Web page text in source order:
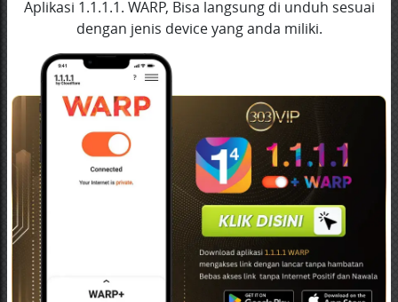
Aplikasi 1.1.1.1. WARP, Bisa langsung di unduh sesuai
dengan jenis device yang anda miliki.